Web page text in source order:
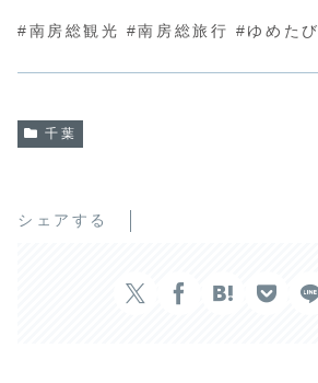
#南房総観光 #南房総旅行 #ゆめたび
千葉
シェアする